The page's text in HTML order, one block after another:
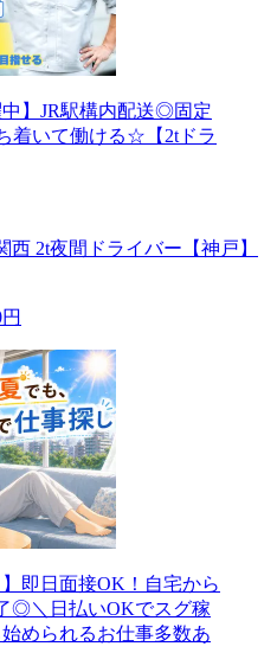
中】JR駅構内配送◎固定
着いて働ける☆【2tドラ
2t夜間ドライバー【神戸】
】即日面接OK！自宅から
◎＼日払いOKでスグ稼
められるお仕事多数あ